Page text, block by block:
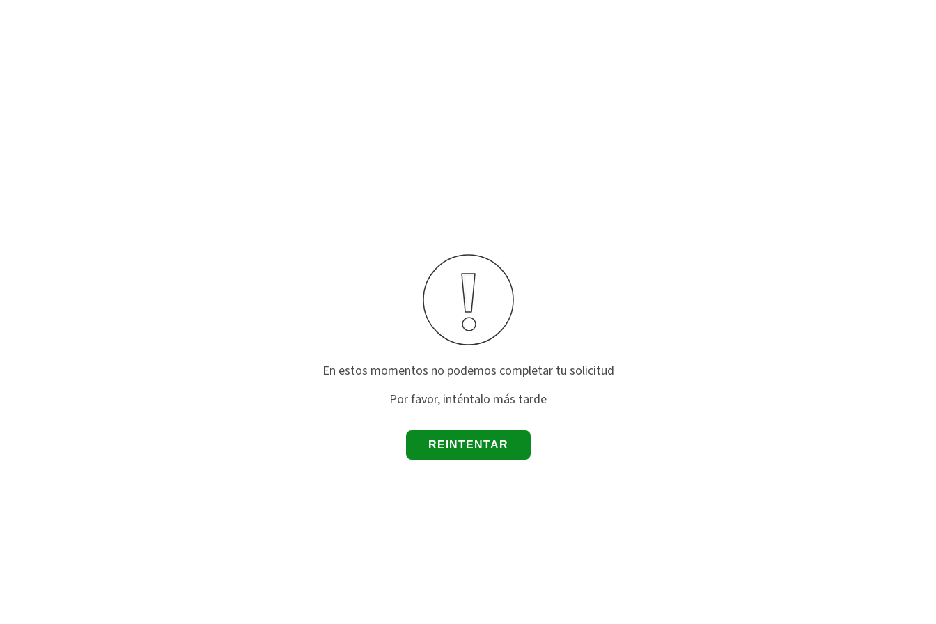
En estos momentos no podemos completar tu solicitud
Por favor, inténtalo más tarde
REINTENTAR